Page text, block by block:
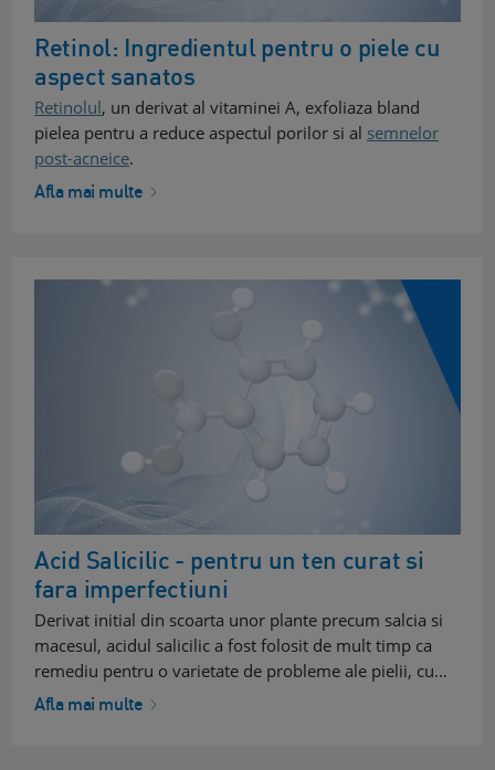
Retinol: Ingredientul pentru o piele cu
aspect sanatos
Retinolul, un derivat al vitaminei A, exfoliaza bland
pielea pentru a reduce aspectul porilor si al semnelor
post-acneice.
Afla mai multe
Acid Salicilic - pentru un ten curat si
fara imperfectiuni
Derivat initial din scoarta unor plante precum salcia si
macesul, acidul salicilic a fost folosit de mult timp ca
remediu pentru o varietate de probleme ale pielii, cu…
Afla mai multe